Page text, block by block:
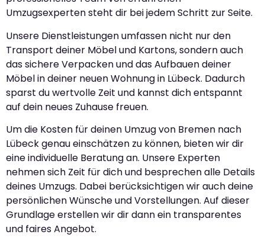
Umzugsexperten steht dir bei jedem Schritt zur Seite.
Unsere Dienstleistungen umfassen nicht nur den
Transport deiner Möbel und Kartons, sondern auch
das sichere Verpacken und das Aufbauen deiner
Möbel in deiner neuen Wohnung in Lübeck. Dadurch
sparst du wertvolle Zeit und kannst dich entspannt
auf dein neues Zuhause freuen.
Um die Kosten für deinen Umzug von Bremen nach
Lübeck genau einschätzen zu können, bieten wir dir
eine individuelle Beratung an. Unsere Experten
nehmen sich Zeit für dich und besprechen alle Details
deines Umzugs. Dabei berücksichtigen wir auch deine
persönlichen Wünsche und Vorstellungen. Auf dieser
Grundlage erstellen wir dir dann ein transparentes
und faires Angebot.